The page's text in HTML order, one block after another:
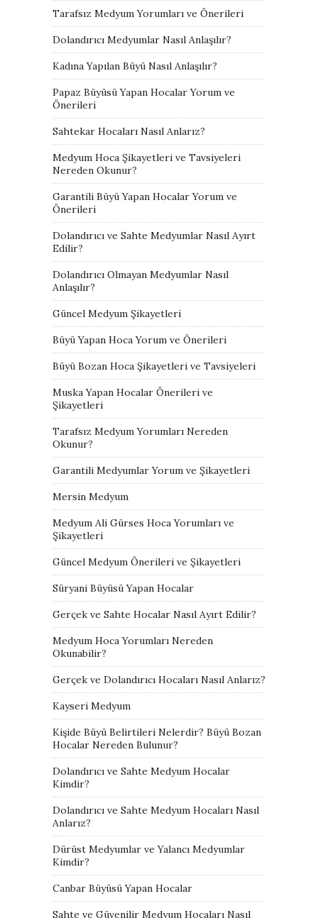
Tarafsız Medyum Yorumları ve Önerileri
Dolandırıcı Medyumlar Nasıl Anlaşılır?
Kadına Yapılan Büyü Nasıl Anlaşılır?
Papaz Büyüsü Yapan Hocalar Yorum ve
Önerileri
Sahtekar Hocaları Nasıl Anlarız?
Medyum Hoca Şikayetleri ve Tavsiyeleri
Nereden Okunur?
Garantili Büyü Yapan Hocalar Yorum ve
Önerileri
Dolandırıcı ve Sahte Medyumlar Nasıl Ayırt
Edilir?
Dolandırıcı Olmayan Medyumlar Nasıl
Anlaşılır?
Güncel Medyum Şikayetleri
Büyü Yapan Hoca Yorum ve Önerileri
Büyü Bozan Hoca Şikayetleri ve Tavsiyeleri
Muska Yapan Hocalar Önerileri ve
Şikayetleri
Tarafsız Medyum Yorumları Nereden
Okunur?
Garantili Medyumlar Yorum ve Şikayetleri
Mersin Medyum
Medyum Ali Gürses Hoca Yorumları ve
Şikayetleri
Güncel Medyum Önerileri ve Şikayetleri
Süryani Büyüsü Yapan Hocalar
Gerçek ve Sahte Hocalar Nasıl Ayırt Edilir?
Medyum Hoca Yorumları Nereden
Okunabilir?
Gerçek ve Dolandırıcı Hocaları Nasıl Anlarız?
Kayseri Medyum
Kişide Büyü Belirtileri Nelerdir? Büyü Bozan
Hocalar Nereden Bulunur?
Dolandırıcı ve Sahte Medyum Hocalar
Kimdir?
Dolandırıcı ve Sahte Medyum Hocaları Nasıl
Anlarız?
Dürüst Medyumlar ve Yalancı Medyumlar
Kimdir?
Canbar Büyüsü Yapan Hocalar
Sahte ve Güvenilir Medyum Hocaları Nasıl